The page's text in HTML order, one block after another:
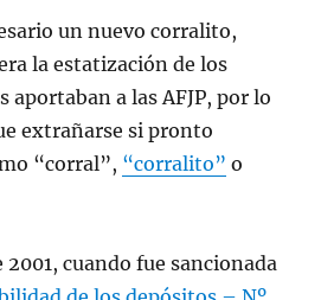
un nuevo corralito,
la estatización de los
aportaban a las AFJP, por lo
extrañarse si pronto
“corral”, “corralito” o
2001, cuando fue sancionada